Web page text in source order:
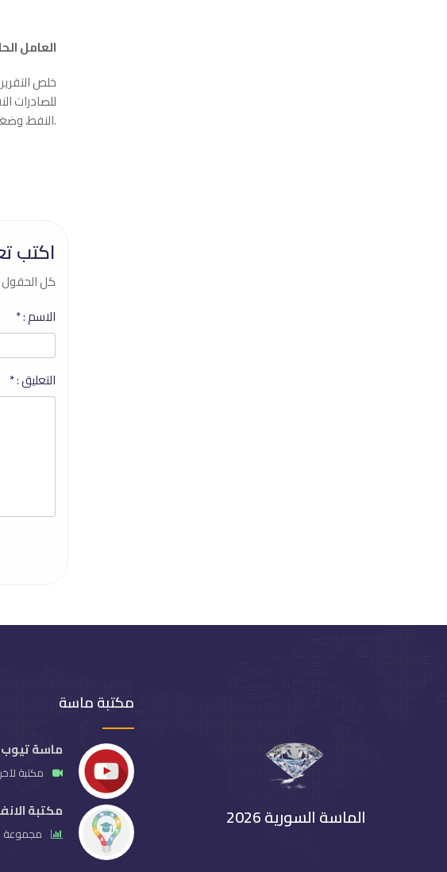
العامل
خلص
للصادرات
النفط، وضغوطاً تضخمية أكبر، وتباطؤاً اقتصادياً أكثر حدّة.
اكتب
كل الحقول
الاسم :*
التعليق :*
الماسة السورية 2026
مكتبة ماسة
ماسة تيوب
مكتبة
مكتبة
مجموعة